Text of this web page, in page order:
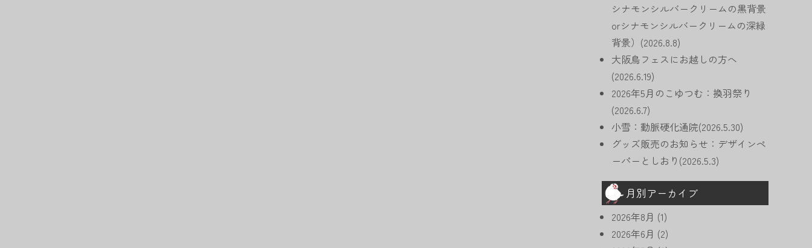
シナモンシルバークリームの黒背景
orシナモンシルバークリームの深緑
背景）(2026.8.8)
大阪鳥フェスにお越しの方へ
(2026.6.19)
2026年5月のこゆつむ：換羽祭り
(2026.6.7)
小雪：動脈硬化通院(2026.5.30)
グッズ販売のお知らせ：デザインペ
ーパーとしおり(2026.5.3)
月別アーカイブ
2026年8月 (1)
2026年6月 (2)